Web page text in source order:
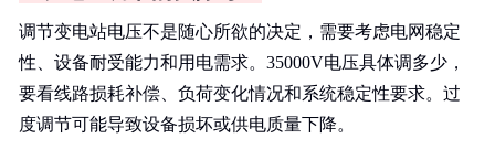
调节变电站电压不是随心所欲的决定，需要考虑电网稳定
性、设备耐受能力和用电需求。35000V电压具体调多少，
要看线路损耗补偿、负荷变化情况和系统稳定性要求。过
度调节可能导致设备损坏或供电质量下降。